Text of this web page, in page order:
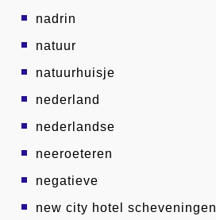
nadrin
natuur
natuurhuisje
nederland
nederlandse
neeroeteren
negatieve
new city hotel scheveningen